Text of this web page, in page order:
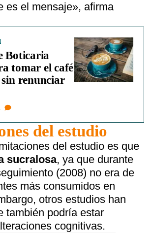
es el mensaje», afirma
Boticaria
tomar el café
renunciar
del estudio
del estudio es que
sucralosa, ya que durante
(2008) no era de
más consumidos en
otros estudios han
también podría estar
cognitivas.